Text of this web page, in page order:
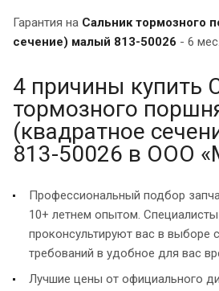
Гарантия на Сальник тормозного
сечение) малый 813-50026 - 6 мес.
4 причины купить
тормозного
(квадратное
813-50026 в ООО
Профессиональный подбор
10+ летнем опытом.
проконсультируют вас в выборе
требований в удобное для вас
Лучшие цены от официального